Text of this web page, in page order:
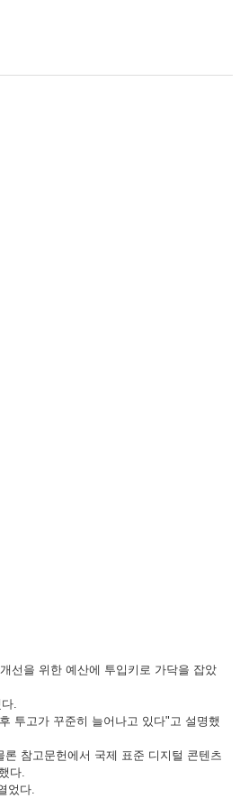
선을 위한 예산에 투입키로 가닥을 잡았
.
투고가 꾸준히 늘어나고 있다"고 설명했
참고문헌에서 국제 표준 디지털 콘텐츠
다.
었다.